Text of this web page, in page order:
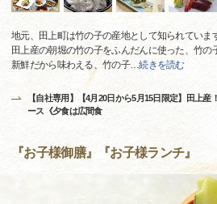
地元、田上町は竹の子の産地として知られていま
田上産の朝堀の竹の子をふんだんに使った、竹の
新鮮だから味わえる、竹の子…続きを読む
【自社専用】【4月20日から5月15日限定】田上
ース《夕食は広間食
『お子様御膳』『お子様ランチ』